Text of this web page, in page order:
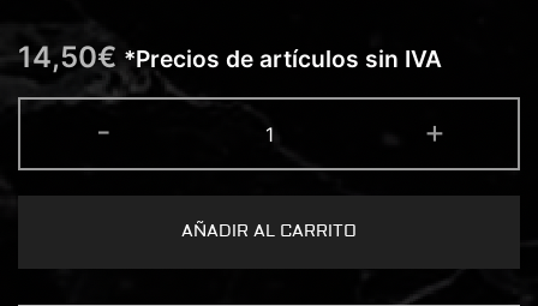
14,50€ *Precios de artículos sin IVA
-
CARTUCHO
13
MAGNUM
0.30
uds)
+
AÑADIR AL CARRITO